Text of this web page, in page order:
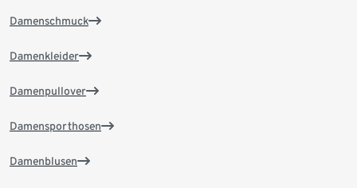
Damenschmuck
Damenkleider
Damenpullover
Damensporthosen
Damenblusen